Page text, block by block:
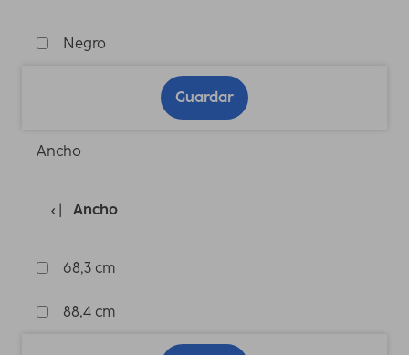
Negro
Guardar
Ancho
Ancho
68,3 cm
88,4 cm